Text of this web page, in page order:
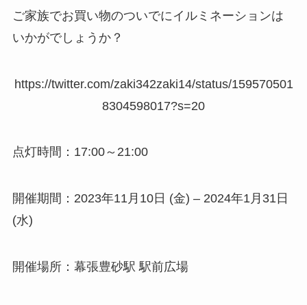
ご家族でお買い物のついでにイルミネーションは
いかがでしょうか？
https://twitter.com/zaki342zaki14/status/159570501
8304598017?s=20
点灯時間：17:00～21:00
開催期間：2023年11月10日 (金) – 2024年1月31日
(水)
開催場所：幕張豊砂駅 駅前広場